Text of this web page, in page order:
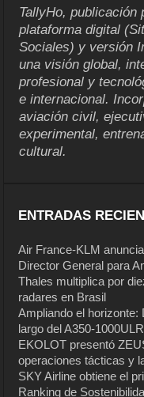
TallyHo, publicación
plataforma digital
Sociales) y versión
una visión global,
profesional y
e internacional.
aviación civil,
experimental,
cultural.
ENTRADAS
Air France-KLM
Director General para
Thales multiplica por
radares en Brasil
Ampliando el horizonte:
largo del A350-1000ULR
EKOLOT presentó
operaciones tácticas y
SKY Airline obtiene el
Ranking de